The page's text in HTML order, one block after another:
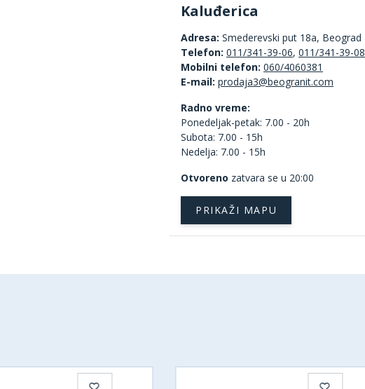
Kaluđerica
Adresa: Smederevski put 18a, Beograd
Telefon: 011/341-39-06, 011/341-39-08
Mobilni telefon: 060/4060381
E-mail:
Radno vreme:
Ponedeljak-petak: 7.00 - 20h
Subota: 7.00 - 15h
Nedelja: 7.00 - 15h
Otvoreno zatvara se u 20:00
PRIKAŽI MAPU